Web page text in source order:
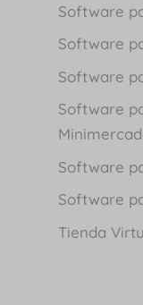
Software
Software
Software
Software
Software
Software
Tienda